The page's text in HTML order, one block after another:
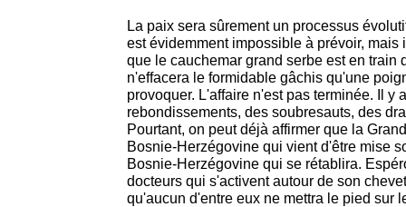
La paix sera sûrement un processus
est évidemment impossible à prévoir, mais
que le cauchemar grand serbe est en train
n'effacera le formidable gâchis qu'une
provoquer. L'affaire n'est pas terminée. Il y
rebondissements, des soubresauts, des
Pourtant, on peut déjà affirmer que la
Bosnie-Herzégovine qui vient d'être mise
Bosnie-Herzégovine qui se rétablira.
docteurs qui s'activent autour de son
qu'aucun d'entre eux ne mettra le pied sur